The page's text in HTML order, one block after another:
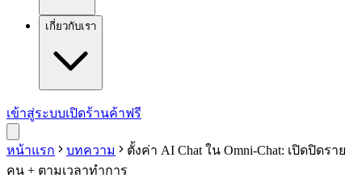
เกี่ยวกับเรา
เข้าสู่ระบบเปิดร้านค้าฟรี
หน้าแรก บทความ
ตั้งค่า AI Chat ใน Omni-Chat: เปิดปิดราย
คน + ตามเวลาทำการ